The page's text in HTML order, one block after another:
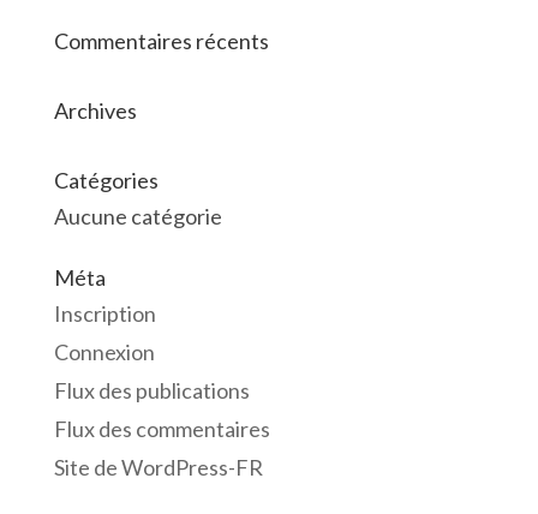
Commentaires récents
Archives
Catégories
Aucune catégorie
Méta
Inscription
Connexion
Flux des publications
Flux des commentaires
Site de WordPress-FR